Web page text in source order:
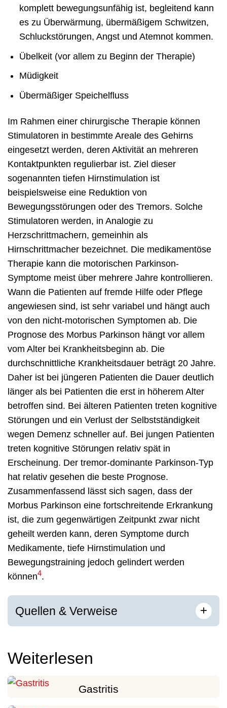
komplett bewegungsunfähig ist, begleitend kann
es zu Überwärmung, übermäßigem Schwitzen,
Schluckstörungen, Angst und Atemnot kommen.
Übelkeit (vor allem zu Beginn der Therapie)
Müdigkeit
Übermäßiger Speichelfluss
Im Rahmen einer chirurgische Therapie können
Stimulatoren in bestimmte Areale des Gehirns
eingesetzt werden, deren Aktivität an mehreren
Kontaktpunkten regulierbar ist. Ziel dieser
sogenannten tiefen Hirnstimulation ist
beispielsweise eine Reduktion von
Bewegungsstörungen oder des Tremors. Solche
Stimulatoren werden, in Analogie zu
Herzschrittmachern, gemeinhin als
Hirnschrittmacher bezeichnet. Die medikamentöse
Therapie kann die motorischen Parkinson-
Symptome meist über mehrere Jahre kontrollieren.
Wann die Patienten auf fremde Hilfe oder Pflege
angewiesen sind, ist sehr variabel und hängt auch
von den nicht-motorischen Symptomen ab. Die
Prognose des Morbus Parkinson hängt vor allem
vom Alter bei Krankheitsbeginn ab. Die
durchschnittliche Krankheitsdauer beträgt 20 Jahre.
Daher ist bei jüngeren Patienten die Dauer deutlich
länger als bei Patienten die erst in höherem Alter
betroffen sind. Bei älteren Patienten treten kognitive
Störungen und ein Verlust der Selbstständigkeit
wegen Demenz schneller auf. Bei jungen Patienten
treten kognitive Störungen relativ spät in
Erscheinung. Der tremor-dominante Parkinson-Typ
hat relativ gesehen die beste Prognose.
Zusammenfassend lässt sich sagen, dass der
Morbus Parkinson eine fortschreitende Erkrankung
ist, die zum gegenwärtigen Zeitpunkt zwar nicht
geheilt werden kann, deren Symptome durch
Medikamente, tiefe Hirnstimulation und
Bewegungstraining jedoch gelindert werden
können4.
Quellen & Verweise +
Weiterlesen
Gastritis